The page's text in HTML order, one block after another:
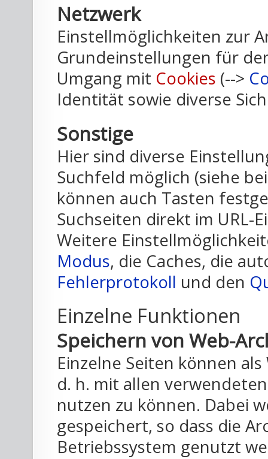
Netzwerk
Einstellmöglichkeiten zur
Grundeinstellungen für
Umgang mit Cookies (-->
Identität sowie diverse
Sonstige
Hier sind diverse
Suchfeld möglich (siehe
können auch Tasten
Suchseiten direkt im URL-
Weitere
Modus, die Caches, die
Fehlerprotokoll und den
Einzelne Funktionen
Speichern von Web-
Einzelne Seiten können
d. h. mit allen
nutzen zu können. Dabei
gespeichert, so dass die
Betriebssystem genutzt